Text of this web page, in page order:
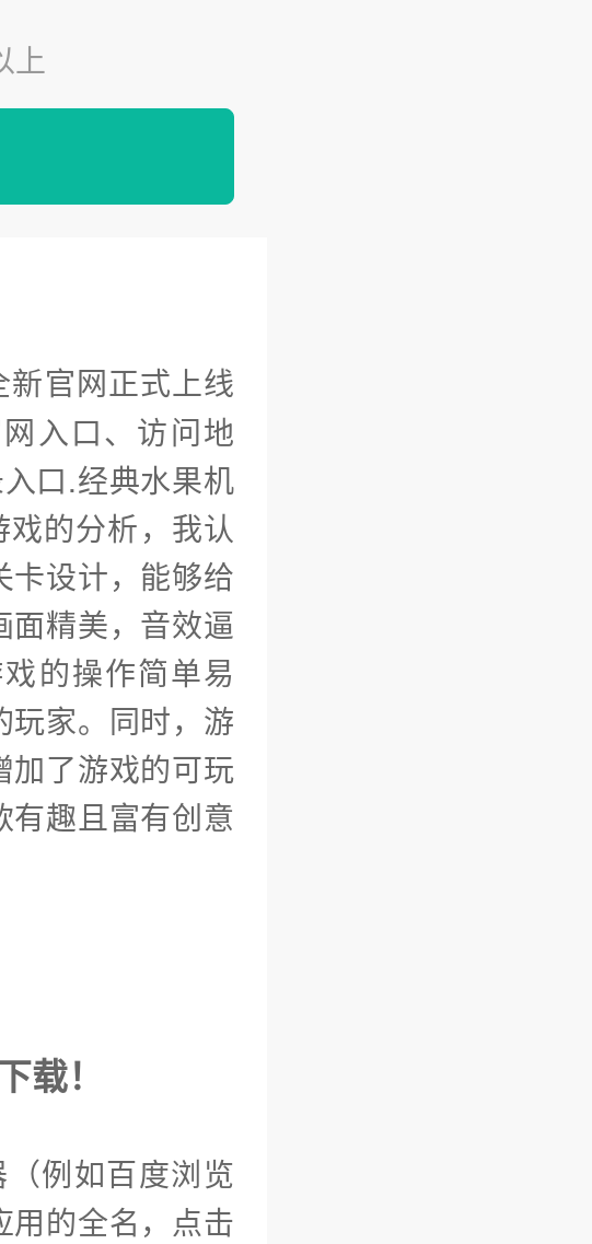
上
官网正式上线
入口、访问地
口.经典水果机
的分析，我认
卡设计，能够给
面精美，音效逼
的操作简单易
玩家。同时，游
加了游戏的可玩
趣且富有创意
载！
例如百度浏览
用的全名，点击